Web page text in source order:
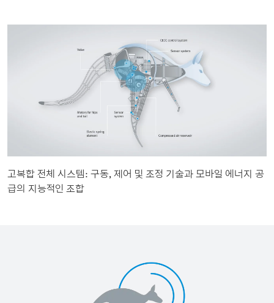
고복합 전체 시스템: 구동, 제어 및 조정 기술과 모바일 에너지 공
급의 지능적인 조합